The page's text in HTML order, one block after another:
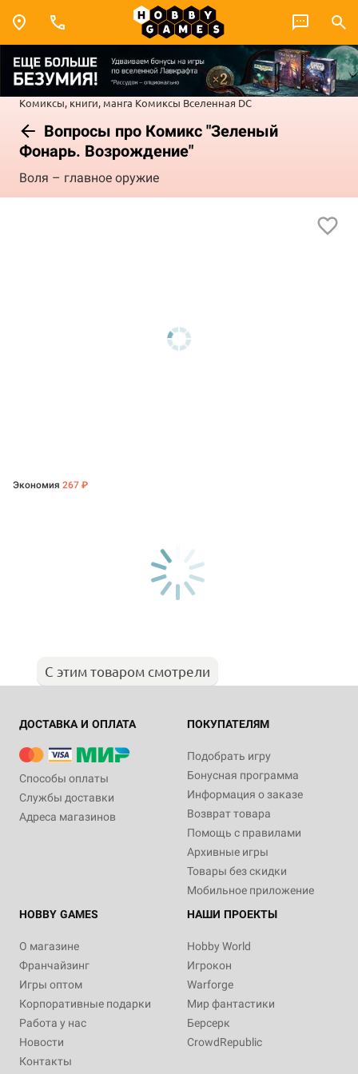
Комиксы, книги, манга Комиксы Вселенная DC
Вопросы про Комикс "Зеленый
Фонарь. Возрождение"
Воля – главное оружие
Экономия 267 ₽
С этим товаром смотрели
ДОСТАВКА И ОПЛАТА
Способы оплаты
Службы доставки
Адреса магазинов
ПОКУПАТЕЛЯМ
Подобрать игру
Бонусная программа
Информация о заказе
Возврат товара
Помощь с правилами
Архивные игры
Товары без скидки
Мобильное приложение
HOBBY GAMES
О магазине
Франчайзинг
Игры оптом
Корпоративные подарки
Работа у нас
Новости
Контакты
НАШИ ПРОЕКТЫ
Hobby World
Игрокон
Warforge
Мир фантастики
Берсерк
CrowdRepublic